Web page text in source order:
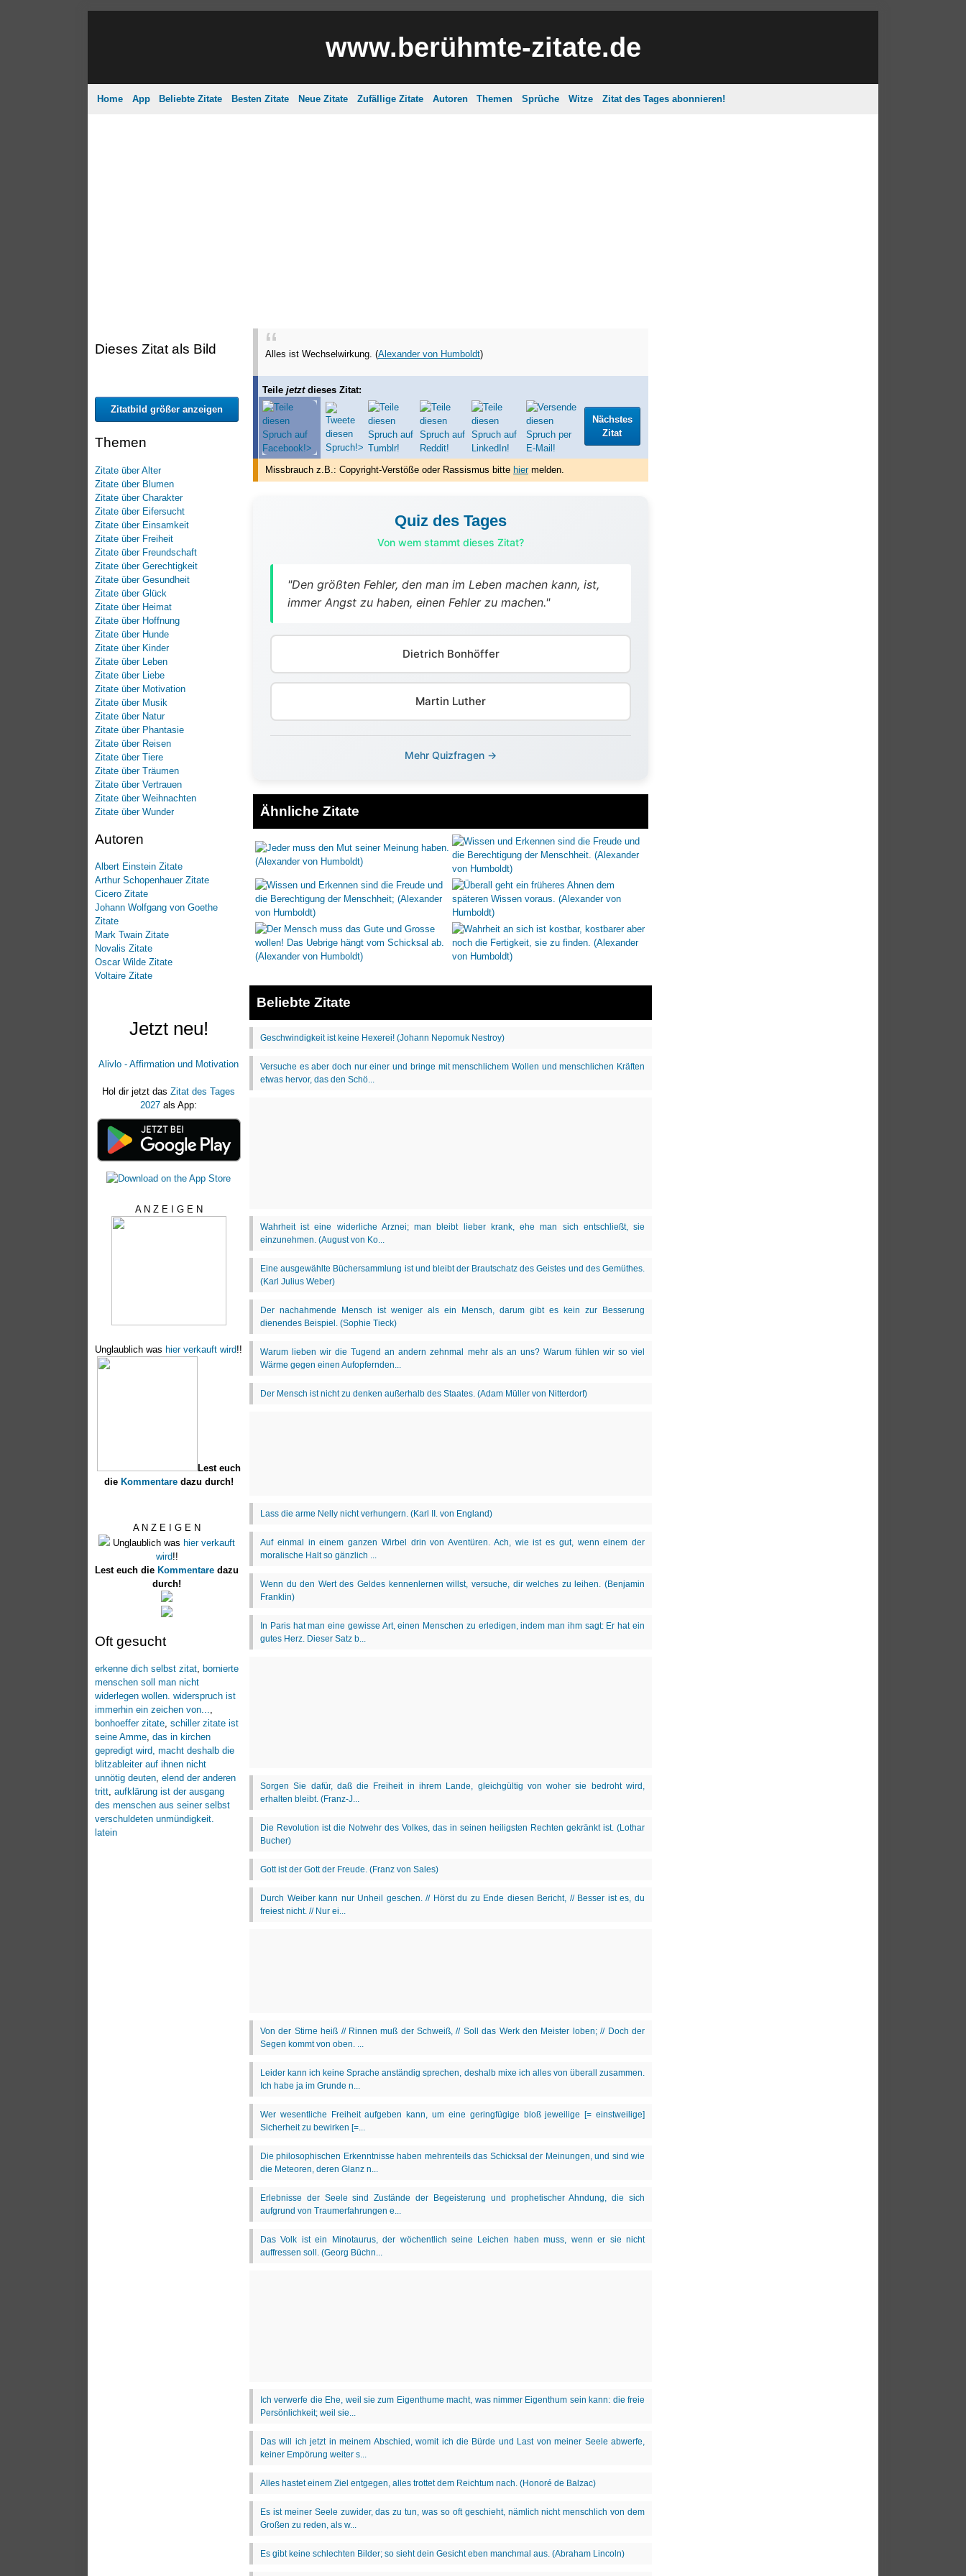
www.berühmte-zitate.de
Home App Beliebte Zitate Besten Zitate Neue Zitate Zufällige Zitate Autoren Themen Sprüche Witze Zitat des Tages abonnieren!
Dieses Zitat als Bild
Zitatbild größer anzeigen
Themen
Zitate über Alter
Zitate über Blumen
Zitate über Charakter
Zitate über Eifersucht
Zitate über Einsamkeit
Zitate über Freiheit
Zitate über Freundschaft
Zitate über Gerechtigkeit
Zitate über Gesundheit
Zitate über Glück
Zitate über Heimat
Zitate über Hoffnung
Zitate über Hunde
Zitate über Kinder
Zitate über Leben
Zitate über Liebe
Zitate über Motivation
Zitate über Musik
Zitate über Natur
Zitate über Phantasie
Zitate über Reisen
Zitate über Tiere
Zitate über Träumen
Zitate über Vertrauen
Zitate über Weihnachten
Zitate über Wunder
Autoren
Albert Einstein Zitate
Arthur Schopenhauer Zitate
Cicero Zitate
Johann Wolfgang von Goethe
Zitate
Mark Twain Zitate
Novalis Zitate
Oscar Wilde Zitate
Voltaire Zitate
Jetzt neu!
Alivlo - Affirmation und Motivation
Hol dir jetzt das Zitat des Tages
2027 als App:
A N Z E I G E N
Unglaublich was hier verkauft wird!!
Lest euch
die Kommentaredazu durch!
A N Z E I G E N
Unglaublich was hier verkauft
wird!!
Lest euch die Kommentare dazu
durch!
Oft gesucht
erkenne dich selbst zitat
bornierte
menschen soll man nicht
widerlegen wollen. widerspruch ist
immerhin ein zeichen von...
bonhoeffer zitate schiller zitate ist
seine Amme das in kirchen
gepredigt wird, macht deshalb die
blitzableiter auf ihnen nicht
unnötig deuten elend der anderen
tritt aufklärung ist der ausgang
des menschen aus seiner selbst
verschuldeten unmündigkeit.
latein
Alles ist Wechselwirkung. (Alexander von Humboldt)
Teilejetztdieses Zitat:
Nächstes
Zitat
Missbrauch z.B.: Copyright-Verstöße oder Rassismus bitte hiermelden.
Quiz des Tages
Von wem stammt dieses Zitat?
"Den größten Fehler, den man im Leben machen kann, ist,
immer Angst zu haben, einen Fehler zu machen."
Dietrich Bonhöffer
Martin Luther
Mehr Quizfragen →
Ähnliche Zitate
Beliebte Zitate